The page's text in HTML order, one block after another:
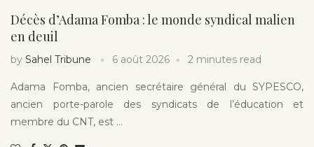
Décès d’Adama Fomba : le monde syndical malien
en deuil
by Sahel Tribune 6 août 2026 2 minutes read
Adama Fomba, ancien secrétaire général du SYPESCO,
ancien porte-parole des syndicats de l’éducation et
membre du CNT, est …